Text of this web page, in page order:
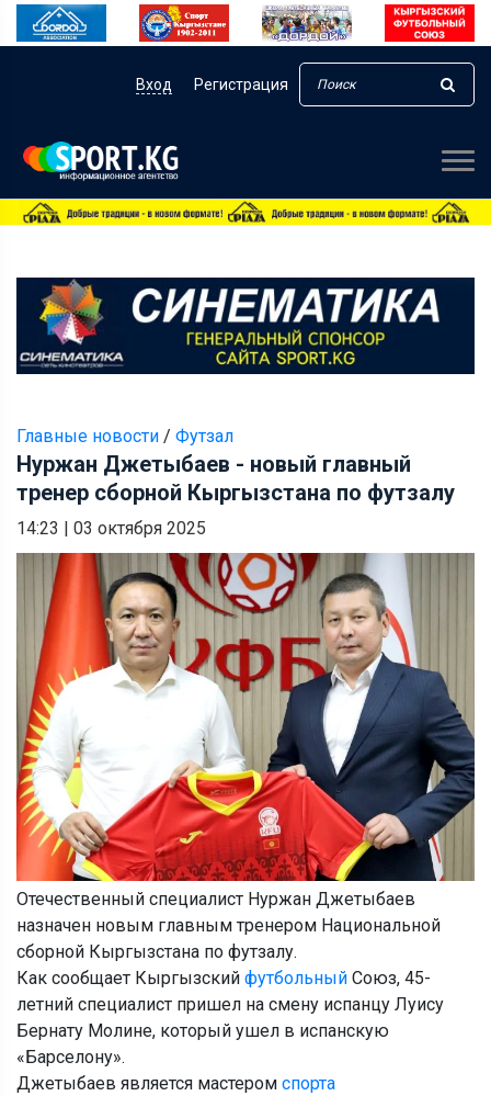
Вход Регистрация
Главные новости / Футзал
Нуржан Джетыбаев - новый главный
тренер сборной Кыргызстана по футзалу
14:23 | 03 октября 2025
Отечественный специалист Нуржан Джетыбаев
назначен новым главным тренером Национальной
сборной Кыргызстана по футзалу.
Как сообщает Кыргызский футбольный Союз, 45-
летний специалист пришел на смену испанцу Луису
Бернату Молине, который ушел в испанскую
«Барселону».
Джетыбаев является мастером спорта